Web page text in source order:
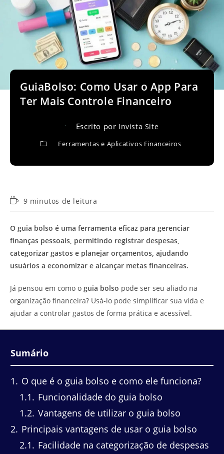
GuiaBolso: Como Usar o App Para
Ter Mais Controle Financeiro
Escrito por Invista Site
Ferramentas e Aplicativos Financeiros
Tempo9 minutos de leitura
O guia bolso é uma ferramenta eficaz para gerenciar
finanças pessoais, permitindo registrar despesas,
categorizar gastos e planejar orçamentos, ajudando
usuários a economizar e alcançar metas financeiras.
Já pensou em como o guia bolso pode ser seu aliado na
organização financeira? Usá-lo pode simplificar sua vida e
ajudar a controlar gastos de forma prática e acessível.
Sumário
1
O que é o guia bolso e como ele funciona?
1.1
Funcionalidade do guia bolso
1.2 Vantagens de utilizar o guia bolso
2 Principais vantagens de usar o guia bolso
2.1
Facilidade na categorização de despesas